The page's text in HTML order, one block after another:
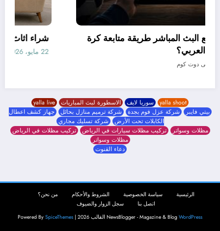
كيف غيّرت مواقع البث المباشر طريقة متابعة كرة
القدم في العالم العربي؟
19 مايو، 2026
yalla shoot سوريا لايف الاسطورة لبث المباريات yalla live
بيتي فايبر شركة عزل فوم بجدة شركة ترميم منازل بحائل جهاز كشف اعطال
الكابلات تحت الأرض شركة تسليك مجاري
مظلات وسواتر تركيب مظلات سيارات في الرياض تركيب مظلات في الرياض
مظلات وسواتر
دعاء القنوت
الرئيسية سياسة الخصوصية الشروط والأحكام
من نحن؟
اتصل بنا
سجل الزوار والضيوف
NewsBlogger - Magazine & Blog WordPress القالب 2026 | Powered By SpiceThemes